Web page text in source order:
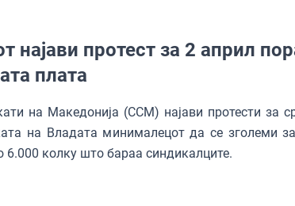
најави протест за 2 април
плата
на Македонија (ССМ) најави протести за
на Владата минималецот да се зголеми
6.000 колку што бараа синдикалците.